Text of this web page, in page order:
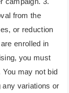
from the
or reduction
enrolled in
you must
may not bid
any variations or